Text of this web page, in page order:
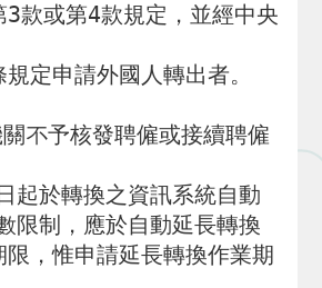
款或第4款規定，並經中央
定申請外國人轉出者。
不予核發聘僱或接續聘僱
起於轉換之資訊系統自動
限制，應於自動延長轉換
，惟申請延長轉換作業期